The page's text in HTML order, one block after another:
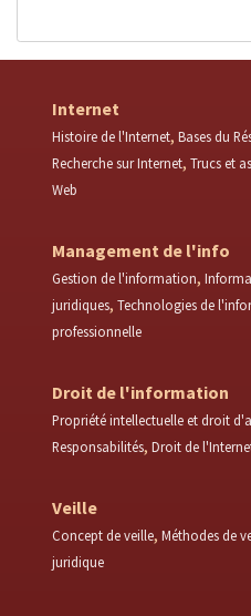
Internet
Histoire de l'Internet Bases du
Recherche sur Internet Trucs et
Web
Management de l'info
Gestion de l'information
juridiques Technologies de
professionnelle
Droit de l'information
Propriété intellectuelle et droit
Responsabilités Droit de
Veille
Concept de veille Méthodes de
juridique